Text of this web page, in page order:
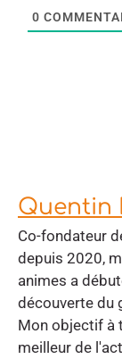
0
Quentin
Co-fondateur
depuis 2020,
animes a
découverte du
Mon objectif à
meilleur de